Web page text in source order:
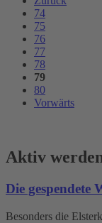
74
75
76
77
78
79
80
Vorwärts
Aktiv
Die gespendete
Besonders die